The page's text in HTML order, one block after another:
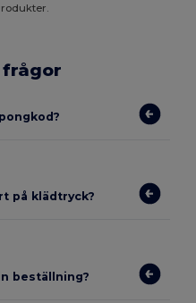
frågor
på klädtryck?
beställning?